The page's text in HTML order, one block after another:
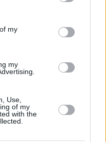
its third-party tags to
in below Google
my
my
Use,
of my
with the
μου δείχνει
σύγκριση όσον αφορά
κλάσεις ανώτερη η
των σαφώς
πολύ ανώτερης